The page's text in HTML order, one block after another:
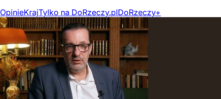
OpinieKrajTylko na DoRzeczy.plDoRzeczy+